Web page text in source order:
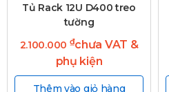
Tủ Rack 12U D400 treo
tường
2.100.000 ₫chưa VAT &
phụ kiện
Thêm vào giỏ hàng